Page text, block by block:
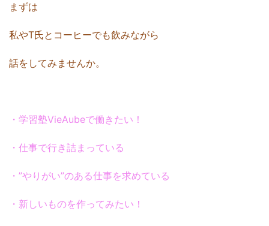
まずは
私やT氏とコーヒーでも飲みながら
話をしてみませんか。
・学習塾VieAubeで働きたい！
・仕事で行き詰まっている
・”やりがい”のある仕事を求めている
・新しいものを作ってみたい！